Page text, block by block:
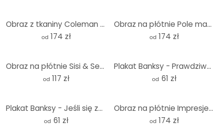
Obraz z tkaniny Coleman - Martwa natura z azalią w chińskiej doniczce - Panorama
od 174 zł
Obraz na płótnie Pole maków o zachodzie słońca - Panorama
od 174 zł
Obraz na płótnie Sisi & Seb - Balony na ogrzane powietrze
od 117 zł
Plakat Banksy - Prawdziwy bohater
od 61 zł
Plakat Banksy - Jeśli się zmęczysz
od 61 zł
Obraz na płótnie Impresje z miasta New York
od 174 zł